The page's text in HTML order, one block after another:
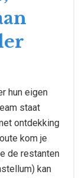
hun eigen
staat
ontdekking
kom je
de restanten
kan